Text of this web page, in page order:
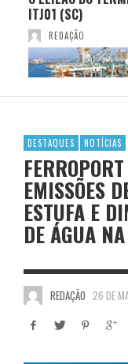
ITJ01 (SC)
REDAÇÃO
DESTAQUES NOTÍCIAS
EMISSÕES
ESTUFA E
DE ÁGUA
REDAÇÃO 26 DE